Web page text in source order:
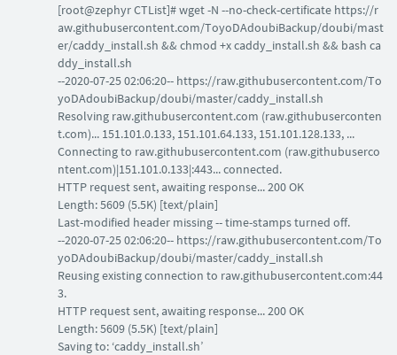
[root@zephyr CTList]# wget -N --no-check-certificate https://r
aw.githubusercontent.com/ToyoDAdoubiBackup/doubi/mast
er/caddy_install.sh && chmod +x caddy_install.sh && bash ca
ddy_install.sh
--2020-07-25 02:06:20-- https://raw.githubusercontent.com/To
yoDAdoubiBackup/doubi/master/caddy_install.sh
Resolving raw.githubusercontent.com (raw.githubuserconten
t.com)... 151.101.0.133, 151.101.64.133, 151.101.128.133, ...
Connecting to raw.githubusercontent.com (raw.githubuserco
ntent.com)|151.101.0.133|:443... connected.
HTTP request sent, awaiting response... 200 OK
Length: 5609 (5.5K) [text/plain]
Last-modified header missing -- time-stamps turned off.
--2020-07-25 02:06:20-- https://raw.githubusercontent.com/To
yoDAdoubiBackup/doubi/master/caddy_install.sh
Reusing existing connection to raw.githubusercontent.com:44
3.
HTTP request sent, awaiting response... 200 OK
Length: 5609 (5.5K) [text/plain]
Saving to: ‘caddy_install.sh’